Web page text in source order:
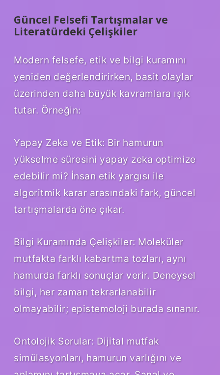
Güncel Felsefi Tartışmalar ve
Literatürdeki Çelişkiler
Modern felsefe, etik ve bilgi kuramını
yeniden değerlendirirken, basit olaylar
üzerinden daha büyük kavramlara ışık
tutar. Örneğin:
Yapay Zeka ve Etik: Bir hamurun
yükselme süresini yapay zeka optimize
edebilir mi? İnsan etik yargısı ile
algoritmik karar arasındaki fark, güncel
tartışmalarda öne çıkar.
Bilgi Kuramında Çelişkiler: Moleküler
mutfakta farklı kabartma tozları, aynı
hamurda farklı sonuçlar verir. Deneysel
bilgi, her zaman tekrarlanabilir
olmayabilir; epistemoloji burada sınanır.
Ontolojik Sorular: Dijital mutfak
simülasyonları, hamurun varlığını ve